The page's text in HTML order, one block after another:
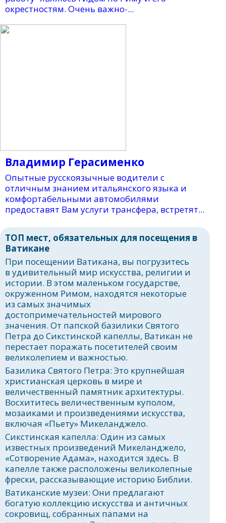
ТОП мест, обязательных для посещения в
Ватикане
При посещении Ватикана, вы погрузитесь
в удивительный мир искусства, религии и
истории. В этом маленьком государстве,
окруженном Римом, находятся некоторые
из самых значимых
достопримечательностей мирового
значения. От папской базилики Святого
Петра до Сикстинской капеллы, Ватикан не
перестает поражать посетителей своим
великолепием и важностью.
Базилика Святого Петра: Это крупнейшая
христианская церковь в мире и
величественный памятник архитектуры.
Восхититесь величественным куполом,
мозаиками и произведениями искусства,
включая «Пьету» Микеланджело.
Сикстинская капелла: Один из самых
известных произведений Микеланджело,
«Сотворение Адама», находится здесь. В
капелле также расположены великолепные
фрески, рассказывающие историю Библии.
Ватиканские музеи: Они предлагают
богатую коллекцию искусства и античных
сокровищ, собранных папами на
окрестностям. Очень важно-...
Владимир Герасименко
Опытные русскоязычные водители с
отличным знанием итальянского языка и
комфортабельными автомобилями
предоставят Вам услуги трансфера, встретят...